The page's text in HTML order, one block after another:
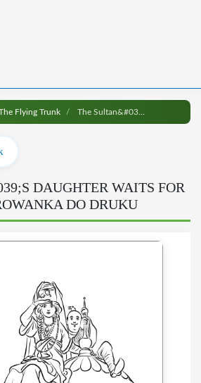
Flying Trunk The Sultan&#039;s Daughter Waits for the... do druku
DAUGHTER WAITS FOR
DO DRUKU